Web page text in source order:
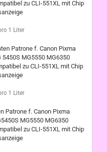
zu CLI-551XL mit Chip
1 Liter
Patrone f. Canon Pixma
5450S MG5550 MG6350
zu CLI-551XL mit Chip
1 Liter
Patrone f. Canon Pixma
MG5550 MG6350
zu CLI-551XL mit Chip